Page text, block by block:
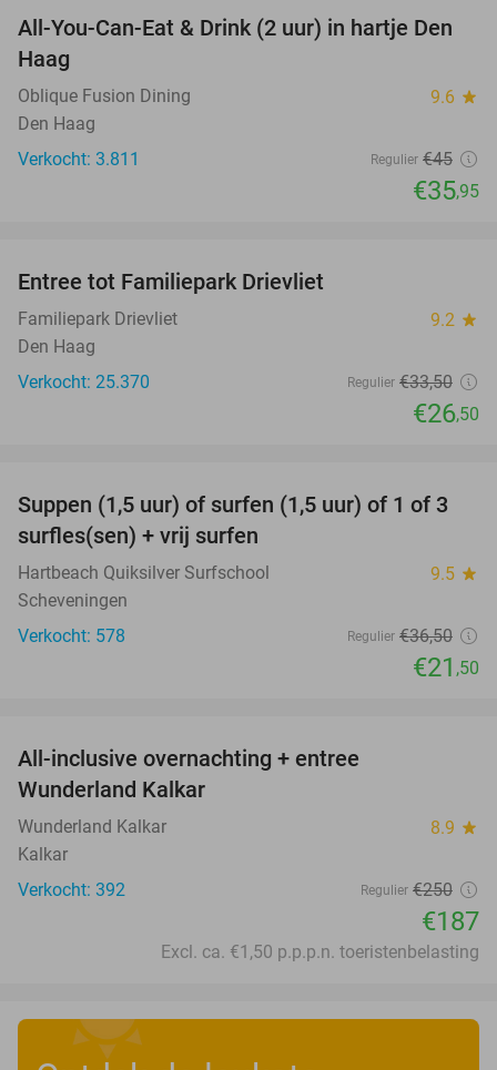
20%
All-You-Can-Eat & Drink (2 uur) in hartje Den
Haag
Oblique Fusion Dining 9.6 star
Den Haag
Verkocht: 3.811
Regulier €45
€35,95
Entree tot Familiepark Drievliet
Familiepark Drievliet 9.2 star
Den Haag
Verkocht: 25.370
Regulier €33,50
€26,50
41%
Suppen (1,5 uur) of surfen (1,5 uur) of 1 of 3
surfles(sen) + vrij surfen
Hartbeach Quiksilver Surfschool 9.5 star
Scheveningen
Verkocht: 578
Regulier €36,50
€21 ,50
All-inclusive overnachting + entree
Wunderland Kalkar
Wunderland Kalkar 8.9 star
Kalkar
Verkocht: 392
Regulier €250
€187
Excl. ca. €1,50 p.p.p.n. toeristenbelasting